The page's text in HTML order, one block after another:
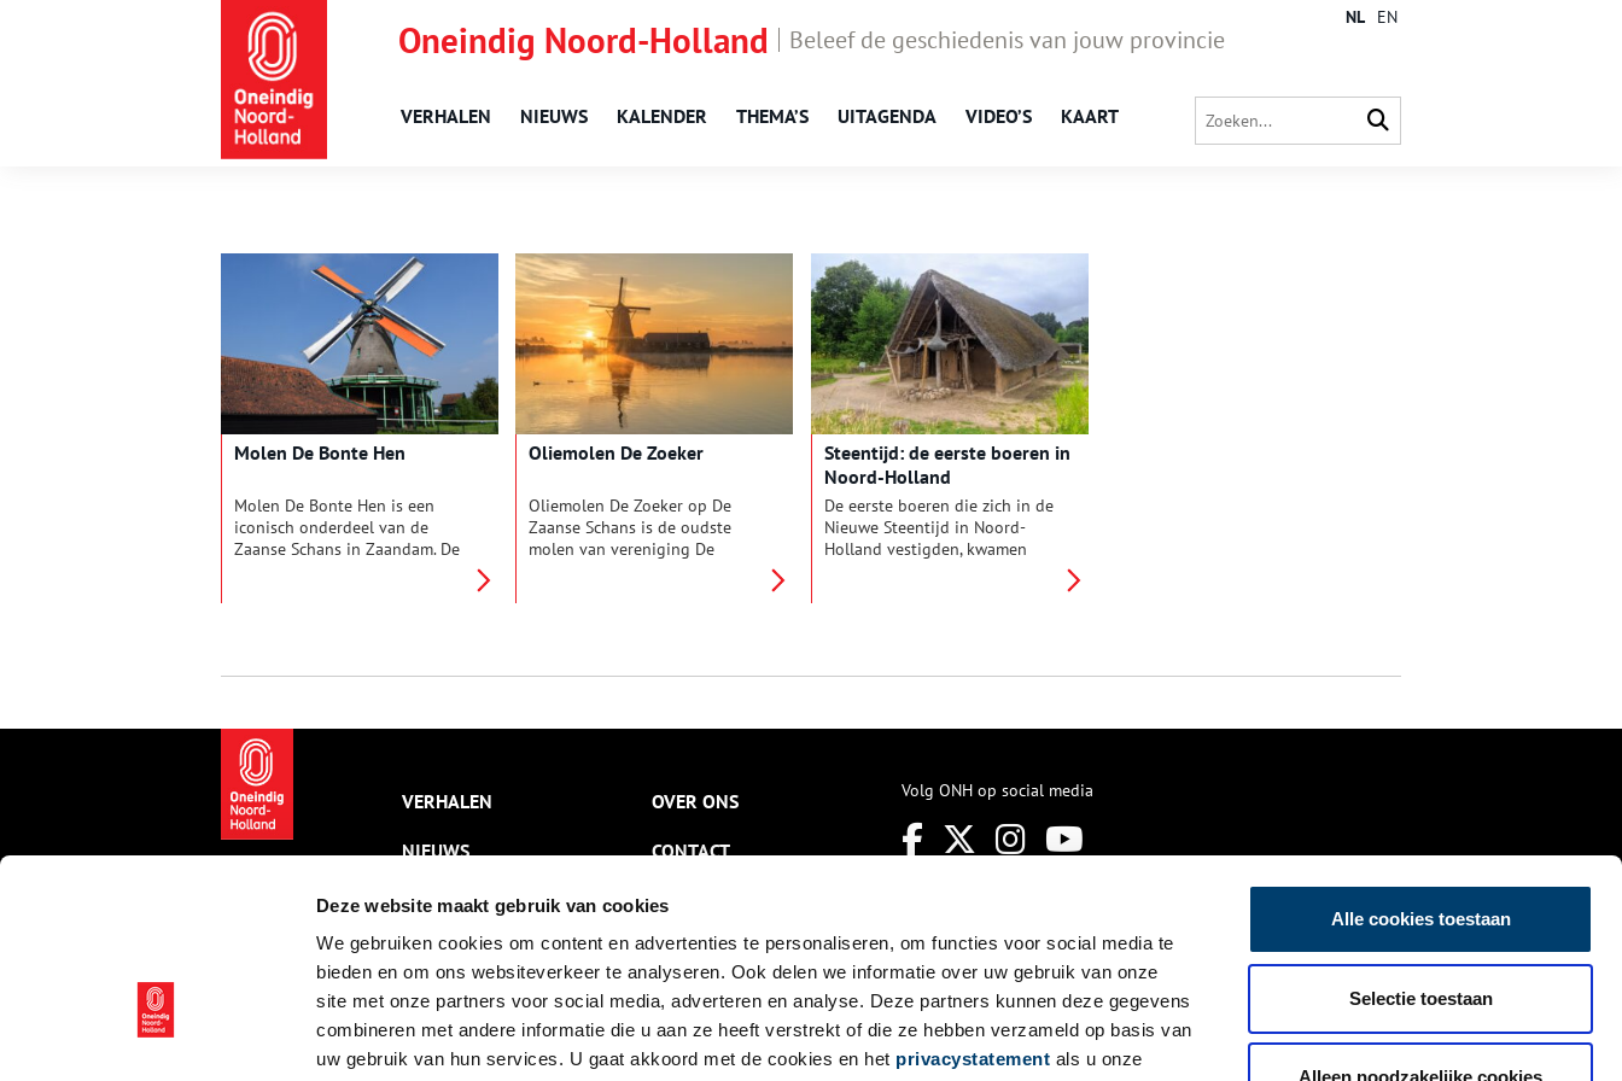
Deze website maakt gebruik van cookies
We gebruiken cookies om content en advertenties te personaliseren, om functies voor social media te
bieden en om ons websiteverkeer te analyseren. Ook delen we informatie over uw gebruik van onze
site met onze partners voor social media, adverteren en analyse. Deze partners kunnen deze gegevens
combineren met andere informatie die u aan ze heeft verstrekt of die ze hebben verzameld op basis van
uw gebruik van hun services. U gaat akkoord met de cookies en het privacystatement als u onze
Alle cookies toestaan
Selectie toestaan
Alleen noodzakelijke cookies
Oneindig Noord-Holland Beleef de geschiedenis van jouw provincie
VERHALEN NIEUWS KALENDER THEMA’S UITAGENDA VIDEO’S KAART
NL EN
Molen De Bonte Hen
Molen De Bonte Hen is een
iconisch onderdeel van de
Zaanse Schans in Zaandam. De
zeventiende eeuw, onderging de
draait hij weer en produceert
hij lijnolie op traditionele wijze.
Oliemolen De Zoeker
Oliemolen De Zoeker op De
Zaanse Schans is de oudste
molen van vereniging De
Steentijd: de eerste boeren in
Noord-Holland
De eerste boeren die zich in de
Nieuwe Steentijd in Noord-
Holland vestigden, kwamen
kreekoevers van West-Friesland
leefwijze van de mens voorgoed
VERHALEN
NIEUWS
KALENDER
THEMA’S
ACTIVITEITEN
VIDEO’S
OVER ONS
CONTACT
NIEUWSBRIEF
DISCLAIMER
PRIVACY
TOEGANKELIJKHEID
Volg ONH op social media